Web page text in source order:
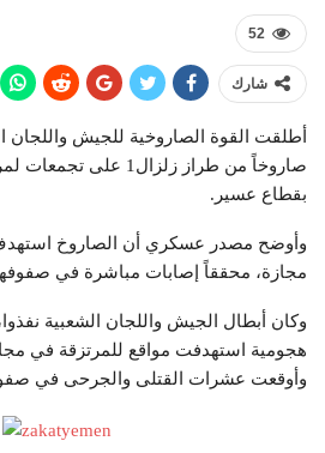
52
شارك
أطلقت القوة الصاروخية للجيش واللجان
صاروخاً من طراز زلزال1
بقطاع عسير.
وأوضح مصدر عسكري أن الصاروخ
مجازة، محققاً إصابات مباشرة في
وكان أبطال الجيش واللجان الشعبية
هجومية استهدفت مواقع للمرتزقة في
وأوقعت عشرات القتلى والجرحى في